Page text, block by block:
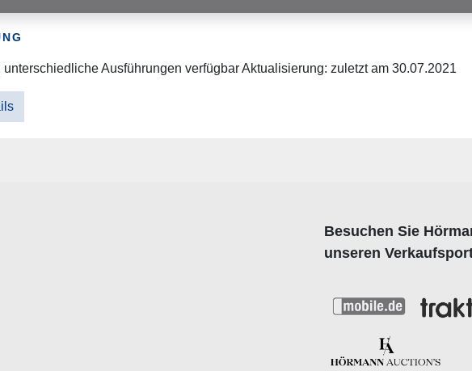
unterschiedliche Ausführungen verfügbar Aktualisierung: zuletzt am 30.07.2021
Besuchen Sie
unseren